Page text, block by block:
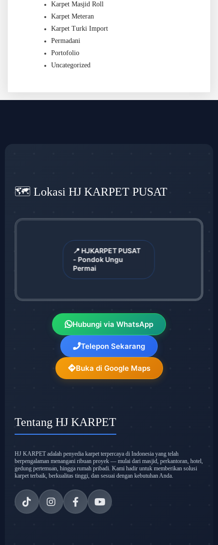
Karpet Masjid Roll
Karpet Meteran
Karpet Turki Import
Permadani
Portofolio
Uncategorized
🗺️ Lokasi HJ KARPET PUSAT
📍 HJKARPET PUSAT
- Pondok Ungu
Permai
Hubungi via WhatsApp
Telepon Sekarang
Buka di Google Maps
Tentang HJ KARPET
HJ KARPET adalah penyedia karpet terpercaya di Indonesia yang telah
berpengalaman menangani ribuan proyek — mulai dari masjid, perkantoran, hotel,
gedung pertemuan, hingga rumah pribadi. Kami hadir untuk memberikan solusi
karpet terbaik, berkualitas tinggi, dan sesuai dengan kebutuhan Anda.